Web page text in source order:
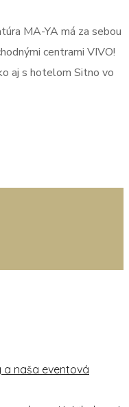
MA-YA má za sebou
centrami VIVO!
aj s hotelom Sitno vo
a naša eventová